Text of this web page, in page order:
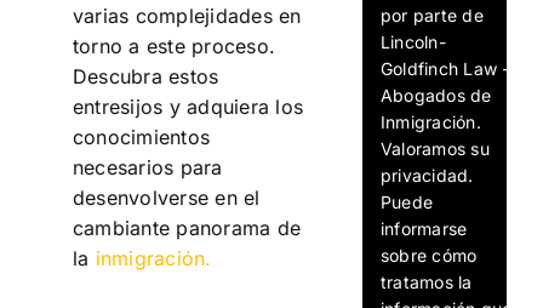
varias complejidades en
torno a este proceso.
Descubra estos
entresijos y adquiera los
conocimientos
necesarios para
desenvolverse en el
cambiante panorama de
la inmigración.
por parte de
Lincoln-
Goldfinch Law -
Abogados de
Inmigración.
Valoramos su
privacidad.
Puede
informarse
sobre cómo
tratamos la